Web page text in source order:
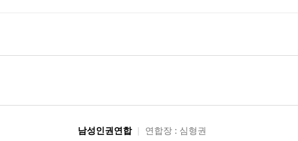
남성인권연합 |
연합장 : 심형권